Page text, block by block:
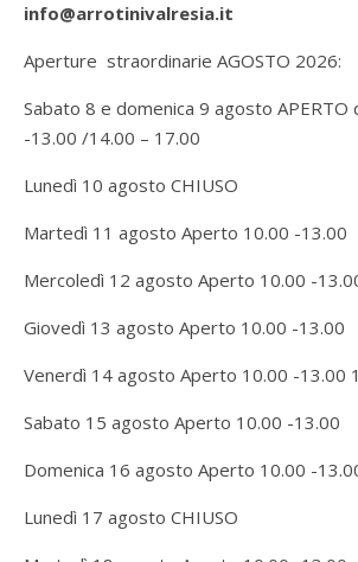
info@arrotinivalresia.it
Aperture straordinarie AGOSTO 2026:
Sabato 8 e domenica 9 agosto APERTO
-13.00 /14.00 – 17.00
Lunedì 10 agosto CHIUSO
Martedì 11 agosto Aperto 10.00 -13.00
Mercoledì 12 agosto Aperto 10.00 -
Giovedì 13 agosto Aperto 10.00 -13.00
Venerdì 14 agosto Aperto 10.00 -13.00
Sabato 15 agosto Aperto 10.00 -13.00
Domenica 16 agosto Aperto 10.00 -
Lunedì 17 agosto CHIUSO